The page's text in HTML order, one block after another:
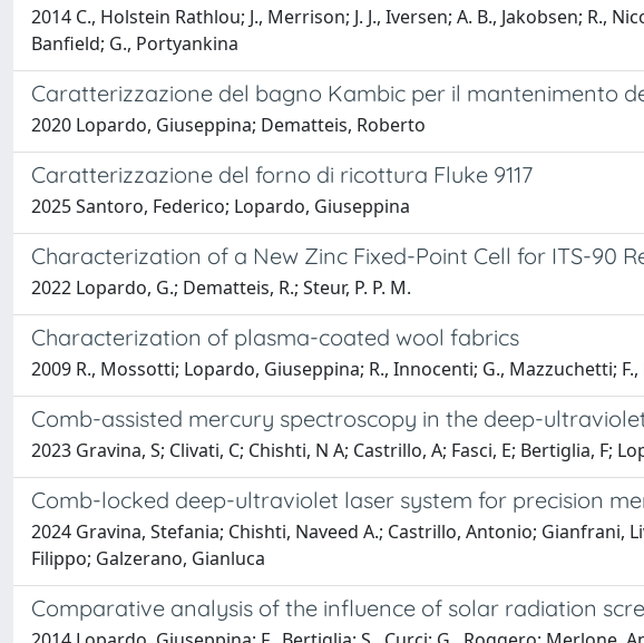
2014 C., Holstein Rathlou; J., Merrison; J. J., Iversen; A. B., Jakobsen; R.,
Banfield; G., Portyankina
Caratterizzazione del bagno Kambic per il mantenimento
2020 Lopardo, Giuseppina; Dematteis, Roberto
Caratterizzazione del forno di ricottura Fluke 9117
2025 Santoro, Federico; Lopardo, Giuseppina
Characterization of a New Zinc Fixed-Point Cell for ITS-90
2022 Lopardo, G.; Dematteis, R.; Steur, P. P. M.
Characterization of plasma-coated wool fabrics
2009 R., Mossotti; Lopardo, Giuseppina; R., Innocenti; G., Mazzuchetti;
Comb-assisted mercury spectroscopy in the deep-
2023 Gravina, S; Clivati, C; Chishti, N A; Castrillo, A; Fasci, E; Bertiglia, F;
Comb-locked deep-ultraviolet laser system for precision
2024 Gravina, Stefania; Chishti, Naveed A.; Castrillo, Antonio; Gianfrani,
Filippo; Galzerano, Gianluca
Comparative analysis of the influence of solar radiation